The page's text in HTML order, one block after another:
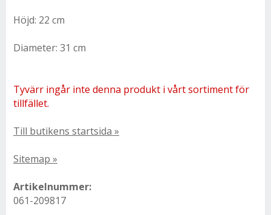
Höjd: 22 cm
Diameter: 31 cm
Tyvärr ingår inte denna produkt i vårt sortiment för
tillfället.
Till butikens startsida »
Sitemap »
Artikelnummer:
061-209817